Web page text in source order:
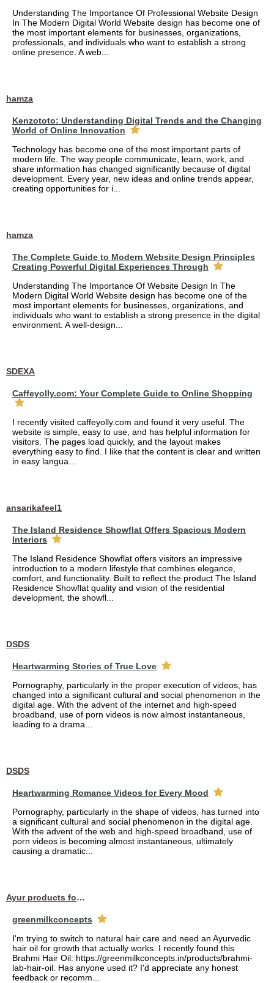
Understanding The Importance Of Professional Website Design
In The Modern Digital World Website design has become one of
the most important elements for businesses, organizations,
professionals, and individuals who want to establish a strong
online presence. A web...
hamza
Kenzototo: Understanding Digital Trends and the Changing
World of Online Innovation
Technology has become one of the most important parts of
modern life. The way people communicate, learn, work, and
share information has changed significantly because of digital
development. Every year, new ideas and online trends appear,
creating opportunities for i...
hamza
The Complete Guide to Modern Website Design Principles
Creating Powerful Digital Experiences Through
Understanding The Importance Of Website Design In The
Modern Digital World Website design has become one of the
most important elements for businesses, organizations, and
individuals who want to establish a strong presence in the digital
environment. A well-design...
SDEXA
Caffeyolly.com: Your Complete Guide to Online Shopping
I recently visited caffeyolly.com and found it very useful. The
website is simple, easy to use, and has helpful information for
visitors. The pages load quickly, and the layout makes
everything easy to find. I like that the content is clear and written
in easy langua...
ansarikafeel1
The Island Residence Showflat Offers Spacious Modern
Interiors
The Island Residence Showflat offers visitors an impressive
introduction to a modern lifestyle that combines elegance,
comfort, and functionality. Built to reflect the product The Island
Residence Showflat quality and vision of the residential
development, the showfl...
DSDS
Heartwarming Stories of True Love
Pornography, particularly in the proper execution of videos, has
changed into a significant cultural and social phenomenon in the
digital age. With the advent of the internet and high-speed
broadband, use of porn videos is now almost instantaneous,
leading to a drama...
DSDS
Heartwarming Romance Videos for Every Mood
Pornography, particularly in the shape of videos, has turned into
a significant cultural and social phenomenon in the digital age.
With the advent of the web and high-speed broadband, use of
porn videos is becoming almost instantaneous, ultimately
causing a dramatic...
Ayur products for hair
greenmilkconcepts
I'm trying to switch to natural hair care and need an Ayurvedic
hair oil for growth that actually works. I recently found this
Brahmi Hair Oil: https://greenmilkconcepts.in/products/brahmi-
lab-hair-oil. Has anyone used it? I'd appreciate any honest
feedback or recomm...